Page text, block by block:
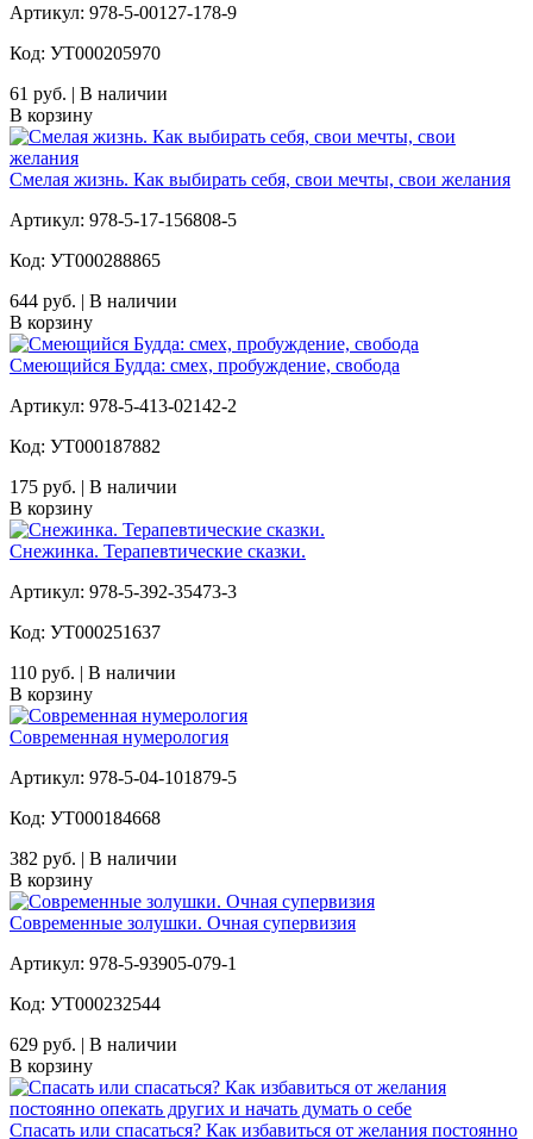
Артикул: 978-5-00127-178-9
Код: УТ000205970
61 руб. | В наличии
В корзину
Смелая жизнь. Как выбирать себя, свои мечты, свои желания
Артикул: 978-5-17-156808-5
Код: УТ000288865
644 руб. | В наличии
В корзину
Смеющийся Будда: смех, пробуждение, свобода
Артикул: 978-5-413-02142-2
Код: УТ000187882
175 руб. | В наличии
В корзину
Снежинка. Терапевтические сказки.
Артикул: 978-5-392-35473-3
Код: УТ000251637
110 руб. | В наличии
В корзину
Современная нумерология
Артикул: 978-5-04-101879-5
Код: УТ000184668
382 руб. | В наличии
В корзину
Современные золушки. Очная супервизия
Артикул: 978-5-93905-079-1
Код: УТ000232544
629 руб. | В наличии
В корзину
Спасать или спасаться? Как избавитьcя от желания постоянно